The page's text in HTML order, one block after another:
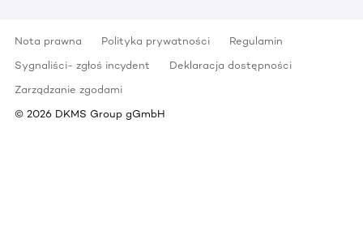
Nota prawna Polityka prywatności
Regulamin
Sygnaliści- zgłoś incydent
Deklaracja dostępności
Zarządzanie zgodami
© 2026 DKMS Group gGmbH